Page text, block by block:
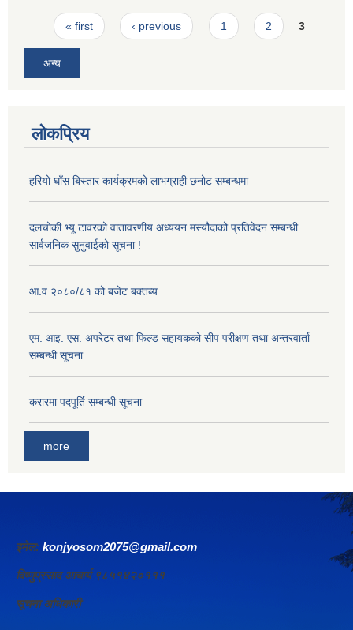
Pages
« first ‹ previous 1 2 3
अन्य
लोकप्रिय
हरियो घाँस बिस्तार कार्यक्रमको लाभग्राही छनोट सम्बन्धमा
दलचोकी भ्यू टावरको वातावरणीय अध्ययन मस्यौदाको प्रतिवेदन सम्बन्धी
सार्वजनिक सुनुवाईको सूचना !
आ.व २०८०/८१ को बजेट बक्तब्य
एम. आइ. एस. अपरेटर तथा फिल्ड सहायकको सीप परीक्षण तथा अन्तरवार्ता
सम्बन्धी सूचना
करारमा पदपूर्ति सम्बन्धी सूचना
more
इमेल: konjyosom2075@gmail.com
विष्णुप्रसाद आचार्य ९८५१४२०१११
सूचना अधिकारी